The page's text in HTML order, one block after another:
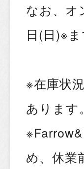
なお、オ
日(日)※
※在庫状
あります。
め、休業